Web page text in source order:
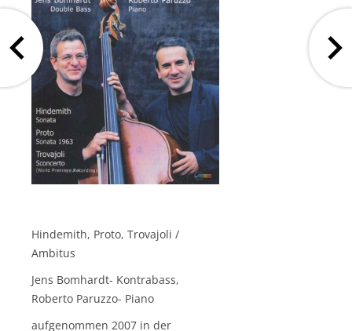
Hindemith, Proto, Trovajoli /
Ambitus
Jens Bomhardt- Kontrabass,
Roberto Paruzzo- Piano
aufgenommen 2007 in der